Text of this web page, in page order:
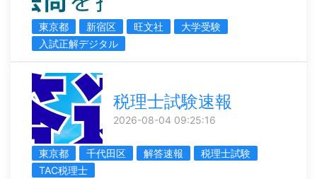
東京都 新宿区 旺文社
大学受験
入試正解デジタル
税理士試験速報
2026-08-04 09:25:16
東京都 千代田区 解答速報
税理士試験
TAC税理士